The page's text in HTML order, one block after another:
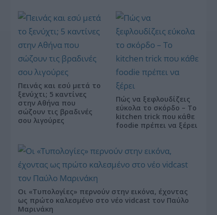
Πεινάς και εσύ μετά το
ξενύχτι; 5 καντίνες
στην Αθήνα που
σώζουν τις βραδινές
σου λιγούρες
Πώς να ξεφλουδίζεις
εύκολα το σκόρδο – Το
kitchen trick που κάθε
foodie πρέπει να ξέρει
Οι «Τυπολογίες» περνούν στην εικόνα, έχοντας
ως πρώτο καλεσμένο στο νέο vidcast τον Παύλο
Μαρινάκη